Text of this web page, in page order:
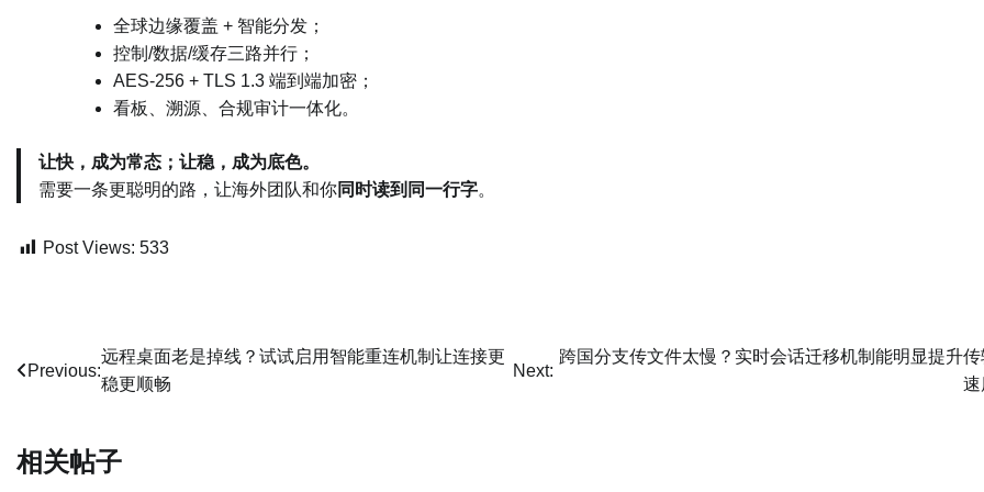
全球边缘覆盖 + 智能分发；
控制/数据/缓存三路并行；
AES-256 + TLS 1.3 端到端加密；
看板、溯源、合规审计一体化。
让快，成为常态；让稳，成为底色。
需要一条更聪明的路，让海外团队和你同时读到同一行字。
Post Views: 533
文
导
Previous:
远程桌面老是掉线？试试启用智能重连机制让连接更
稳更顺畅
Next:
跨国分支传文件太慢？实时会话迁移机制能明显提升传
速
相关帖子